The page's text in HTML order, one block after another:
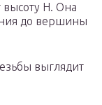
H. Она
до вершины
выглядит